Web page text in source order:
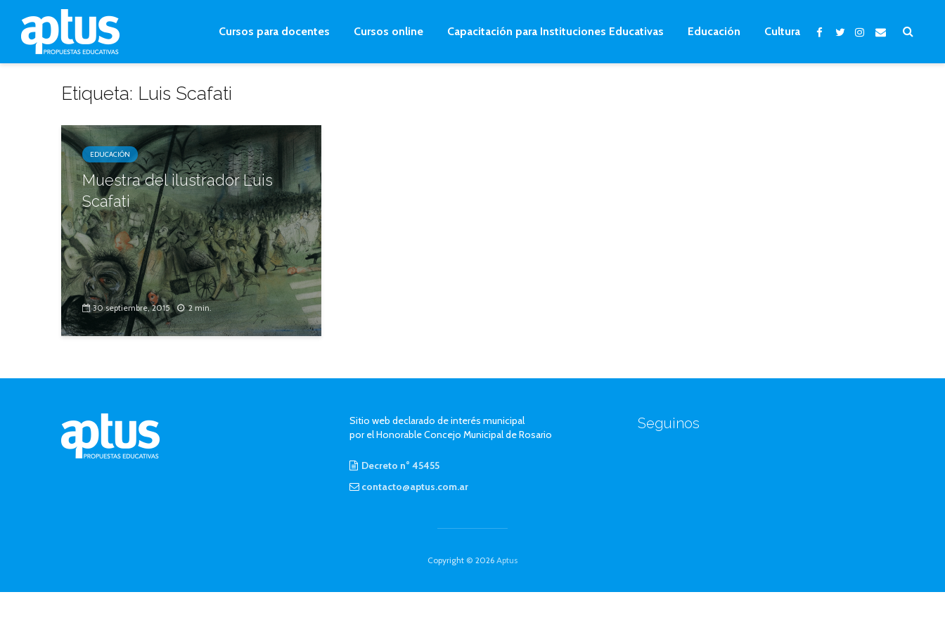
Cursos para docentes Cursos online Capacitación para Instituciones Educativas Educación Cultura
Etiqueta: Luis Scafati
EDUCACIÓN
Muestra del ilustrador Luis
Scafati
30 septiembre, 2015 2 min.
Sitio web declarado de interés municipal
por el Honorable Concejo Municipal de Rosario
Decreto n° 45455
contacto@aptus.com.ar
Seguinos
Copyright © 2026 Aptus